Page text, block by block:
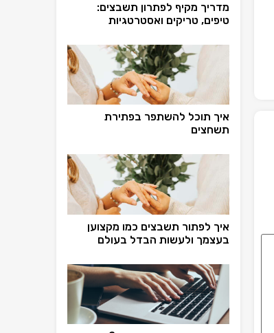
מדריך מקיף לפתרון תשבצים:
טיפים, טריקים ואסטרטגיות
איך תוכל להשתפר בפתירת
תשחצים
איך לפתור תשבצים כמו מקצוען
בעצמך ולעשות הבדל בעולם